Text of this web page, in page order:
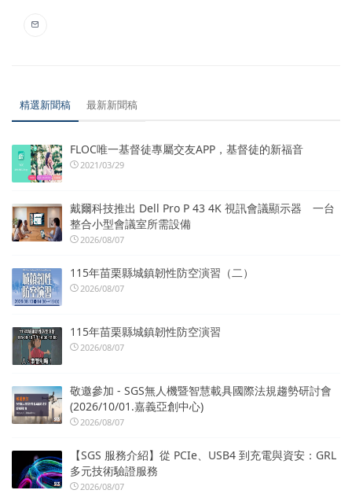
精選新聞稿 最新新聞稿
FLOC唯一基督徒專屬交友APP，基督徒的新福音
2021/03/29
戴爾科技推出 Dell Pro P 43 4K 視訊會議顯示器 一台
整合小型會議室所需設備
2026/08/07
115年苗栗縣城鎮韌性防空演習（二）
2026/08/07
115年苗栗縣城鎮韌性防空演習
2026/08/07
敬邀參加 - SGS無人機暨智慧載具國際法規趨勢研討會
(2026/10/01.嘉義亞創中心)
2026/08/07
【SGS 服務介紹】從 PCIe、USB4 到充電與資安：GRL
多元技術驗證服務
2026/08/07